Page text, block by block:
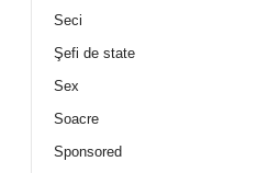
Seci
Şefi de state
Sex
Soacre
Sponsored